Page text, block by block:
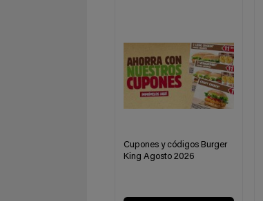
Cupones y códigos Burger
King Agosto 2026